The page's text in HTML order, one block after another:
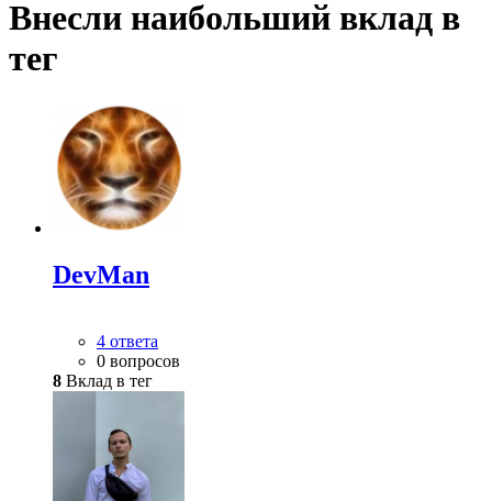
Внесли наибольший вклад в
тег
DevMan
4 ответа
0 вопросов
8 Вклад в тег